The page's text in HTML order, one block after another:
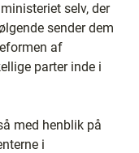
selv, der
sender dem
af
parter inde i
med henblik på
i